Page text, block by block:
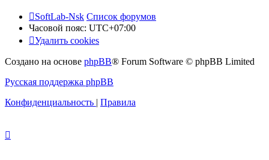
SoftLab-Nsk Список форумов
Часовой пояс: UTC+07:00
Удалить cookies
Создано на основе phpBB® Forum Software © phpBB Limited
Русская поддержка phpBB
Конфиденциальность | Правила